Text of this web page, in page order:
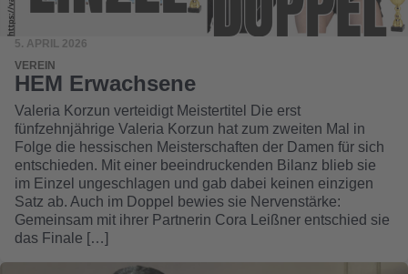
5. APRIL 2026
VEREIN
HEM Erwachsene
Valeria Korzun verteidigt Meistertitel Die erst
fünfzehnjährige Valeria Korzun hat zum zweiten Mal in
Folge die hessischen Meisterschaften der Damen für sich
entschieden. Mit einer beeindruckenden Bilanz blieb sie
im Einzel ungeschlagen und gab dabei keinen einzigen
Satz ab. Auch im Doppel bewies sie Nervenstärke:
Gemeinsam mit ihrer Partnerin Cora Leißner entschied sie
das Finale […]